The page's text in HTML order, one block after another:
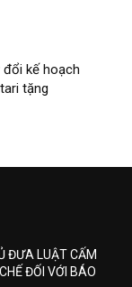
kế hoạch
tặng
ĐƯA LUẬT CẤM
ĐỐI VỚI BÁO